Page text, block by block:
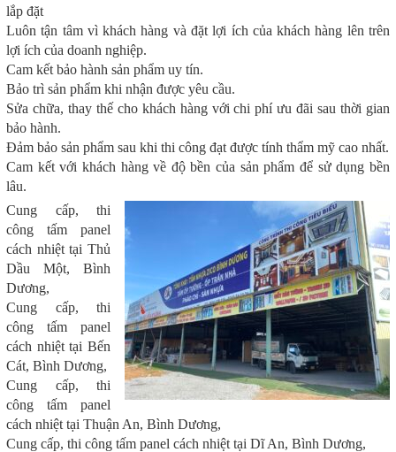
lắp đặt
Luôn tận tâm vì khách hàng và đặt lợi ích của khách hàng lên trên
lợi ích của doanh nghiệp.
Cam kết bảo hành sản phẩm uy tín.
Bảo trì sản phẩm khi nhận được yêu cầu.
Sửa chữa, thay thế cho khách hàng với chi phí ưu đãi sau thời gian
bảo hành.
Đảm bảo sản phẩm sau khi thi công đạt được tính thẩm mỹ cao nhất.
Cam kết với khách hàng về độ bền của sản phẩm để sử dụng bền
lâu.
Cung cấp, thi
công tấm panel
cách nhiệt tại Thủ
Dầu Một, Bình
Dương,
Cung cấp, thi
công tấm panel
cách nhiệt tại Bến
Cát, Bình Dương,
Cung cấp, thi
công tấm panel
cách nhiệt tại Thuận An, Bình Dương,
Cung cấp, thi công tấm panel cách nhiệt tại Dĩ An, Bình Dương,